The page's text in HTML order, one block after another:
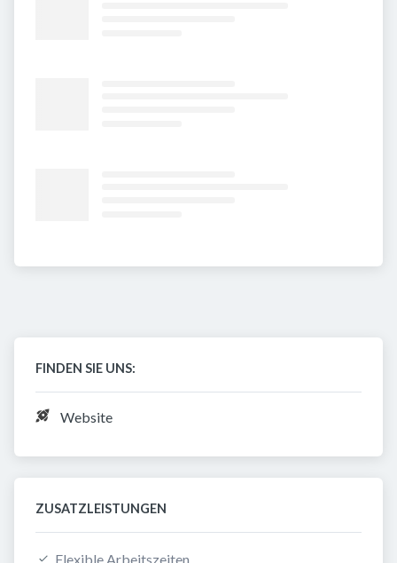
FINDEN SIE UNS:
Website
ZUSATZLEISTUNGEN
Flexible Arbeitszeiten